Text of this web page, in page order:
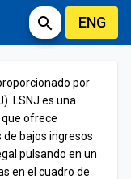
search ENG
por
LSNJ es una
ofrece
bajos ingresos
pulsando en un
en el cuadro de